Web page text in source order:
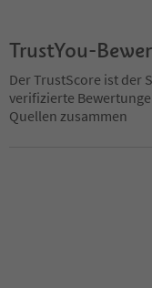
TrustYou-
Der TrustScore ist der
verifizierte
Quellen zusammen